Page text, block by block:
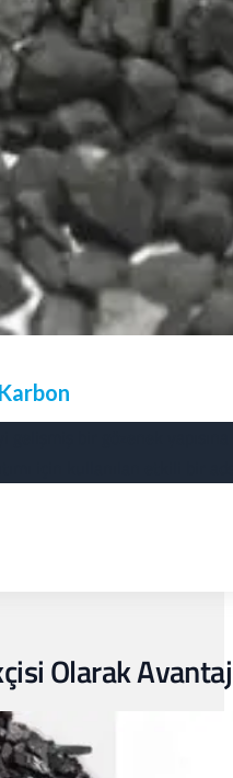
Olarak